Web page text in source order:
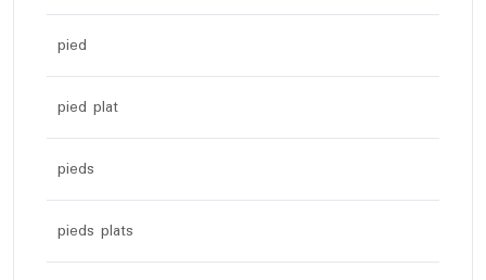
pied
pied plat
pieds
pieds plats